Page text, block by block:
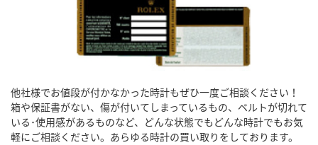
他社様でお値段が付かなかった時計もぜひ一度ご相談ください！
箱や保証書がない、傷が付いてしまっているもの、ベルトが切れて
いる･使用感があるものなど、どんな状態でもどんな時計でもお気
軽にご相談ください。あらゆる時計の買い取りをしております。